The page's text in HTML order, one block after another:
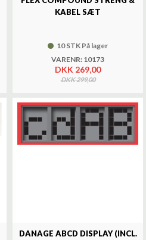
KABEL SÆT
10 STK På lager
VARENR: 10173
DKK 269,00
DKK 299,00
DANAGE ABCD DISPLAY (INCL.